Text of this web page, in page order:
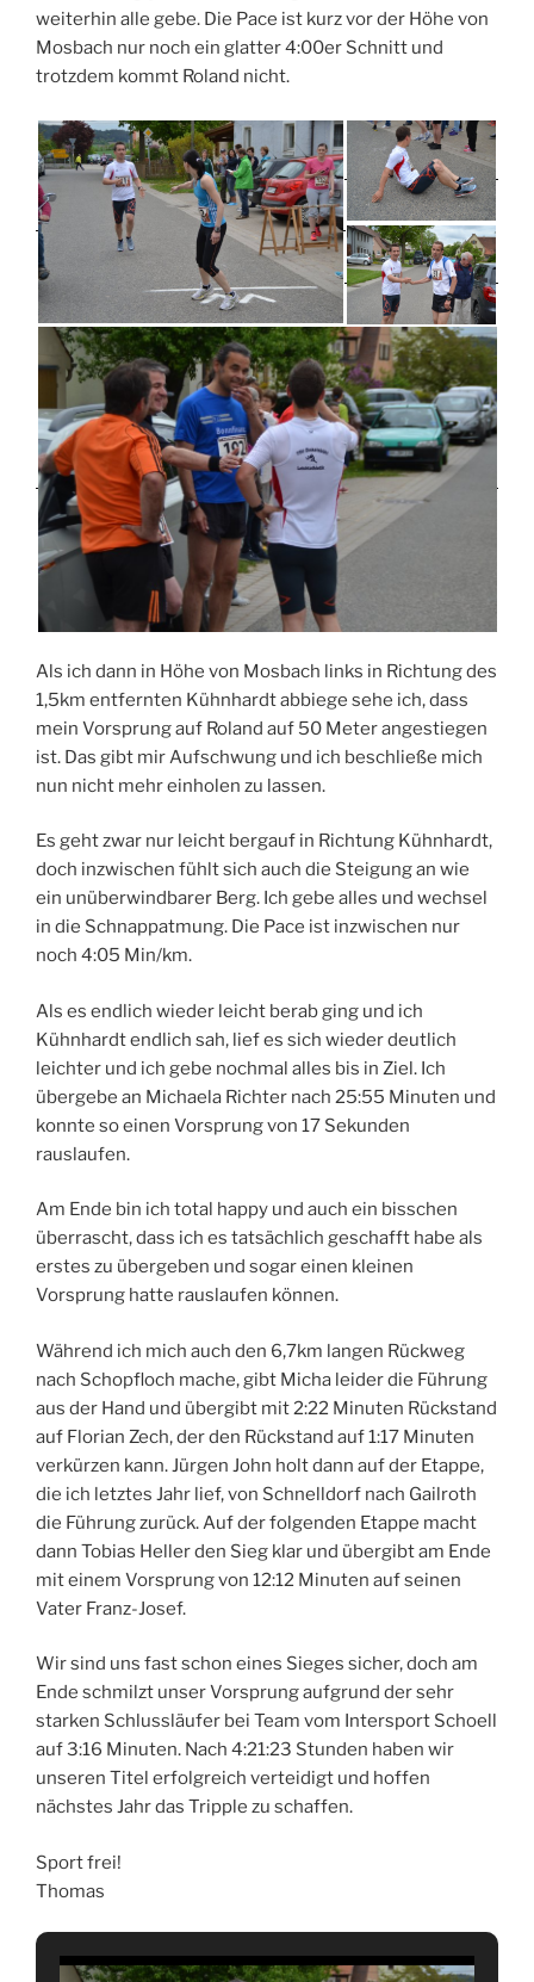
weiterhin alle gebe. Die Pace ist kurz vor der Höhe von
Mosbach nur noch ein glatter 4:00er Schnitt und
trotzdem kommt Roland nicht.
Als ich dann in Höhe von Mosbach links in Richtung des
1,5km entfernten Kühnhardt abbiege sehe ich, dass
mein Vorsprung auf Roland auf 50 Meter angestiegen
ist. Das gibt mir Aufschwung und ich beschließe mich
nun nicht mehr einholen zu lassen.
Es geht zwar nur leicht bergauf in Richtung Kühnhardt,
doch inzwischen fühlt sich auch die Steigung an wie
ein unüberwindbarer Berg. Ich gebe alles und wechsel
in die Schnappatmung. Die Pace ist inzwischen nur
noch 4:05 Min/km.
Als es endlich wieder leicht berab ging und ich
Kühnhardt endlich sah, lief es sich wieder deutlich
leichter und ich gebe nochmal alles bis in Ziel. Ich
übergebe an Michaela Richter nach 25:55 Minuten und
konnte so einen Vorsprung von 17 Sekunden
rauslaufen.
Am Ende bin ich total happy und auch ein bisschen
überrascht, dass ich es tatsächlich geschafft habe als
erstes zu übergeben und sogar einen kleinen
Vorsprung hatte rauslaufen können.
Während ich mich auch den 6,7km langen Rückweg
nach Schopfloch mache, gibt Micha leider die Führung
aus der Hand und übergibt mit 2:22 Minuten Rückstand
auf Florian Zech, der den Rückstand auf 1:17 Minuten
verkürzen kann. Jürgen John holt dann auf der Etappe,
die ich letztes Jahr lief, von Schnelldorf nach Gailroth
die Führung zurück. Auf der folgenden Etappe macht
dann Tobias Heller den Sieg klar und übergibt am Ende
mit einem Vorsprung von 12:12 Minuten auf seinen
Vater Franz-Josef.
Wir sind uns fast schon eines Sieges sicher, doch am
Ende schmilzt unser Vorsprung aufgrund der sehr
starken Schlussläufer bei Team vom Intersport Schoell
auf 3:16 Minuten. Nach 4:21:23 Stunden haben wir
unseren Titel erfolgreich verteidigt und hoffen
nächstes Jahr das Tripple zu schaffen.
Sport frei!
Thomas